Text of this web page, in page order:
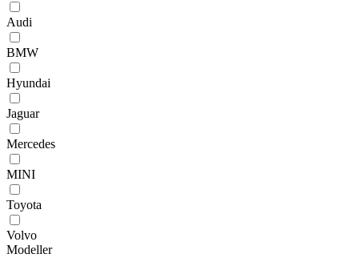
Audi
BMW
Hyundai
Jaguar
Mercedes
MINI
Toyota
Volvo
Modeller